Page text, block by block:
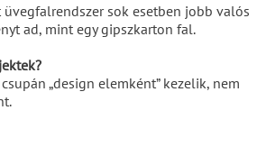
sok esetben jobb valós
ad, mint egy gipszkarton fal.
„design elemként” kezelik, nem